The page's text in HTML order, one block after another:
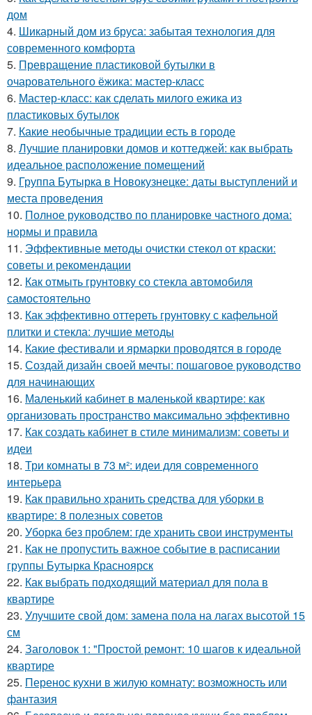
дом
4. Шикарный дом из бруса: забытая технология для
современного комфорта
5. Превращение пластиковой бутылки в
очаровательного ёжика: мастер-класс
6. Мастер-класс: как сделать милого ежика из
пластиковых бутылок
7. Какие необычные традиции есть в городе
8. Лучшие планировки домов и коттеджей: как выбрать
идеальное расположение помещений
9. Группа Бутырка в Новокузнецке: даты выступлений и
места проведения
10. Полное руководство по планировке частного дома:
нормы и правила
11. Эффективные методы очистки стекол от краски:
советы и рекомендации
12. Как отмыть грунтовку со стекла автомобиля
самостоятельно
13. Как эффективно оттереть грунтовку с кафельной
плитки и стекла: лучшие методы
14. Какие фестивали и ярмарки проводятся в городе
15. Создай дизайн своей мечты: пошаговое руководство
для начинающих
16. Маленький кабинет в маленькой квартире: как
организовать пространство максимально эффективно
17. Как создать кабинет в стиле минимализм: советы и
идеи
18. Три комнаты в 73 м²: идеи для современного
интерьера
19. Как правильно хранить средства для уборки в
квартире: 8 полезных советов
20. Уборка без проблем: где хранить свои инструменты
21. Как не пропустить важное событие в расписании
группы Бутырка Красноярск
22. Как выбрать подходящий материал для пола в
квартире
23. Улучшите свой дом: замена пола на лагах высотой 15
см
24. Заголовок 1: "Простой ремонт: 10 шагов к идеальной
квартире
25. Перенос кухни в жилую комнату: возможность или
фантазия